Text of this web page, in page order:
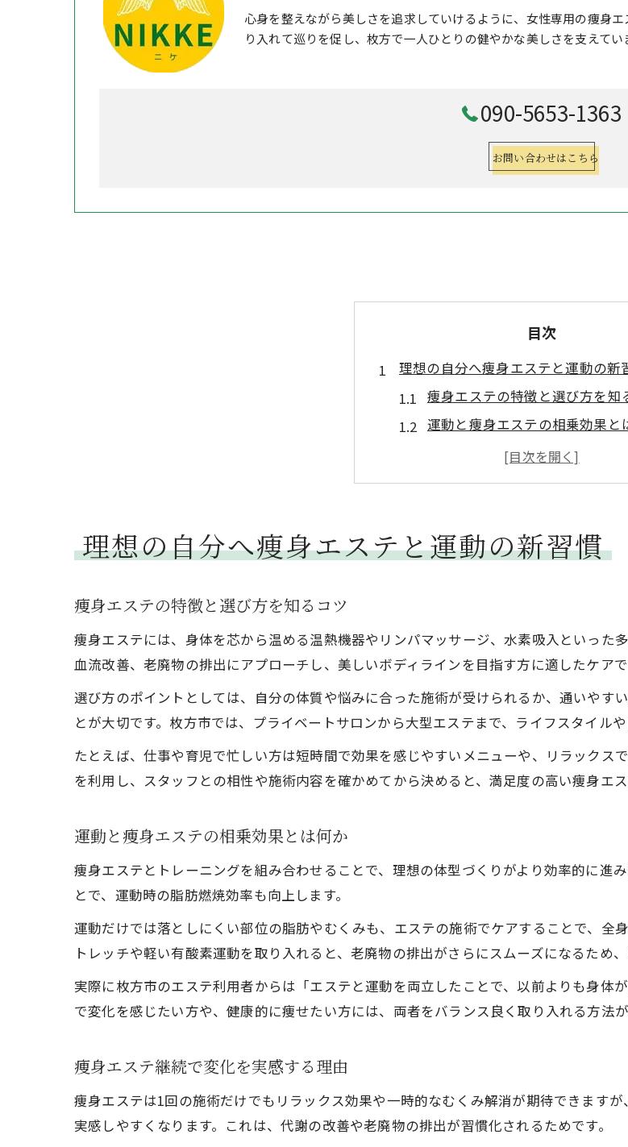
心身を整えながら美しさを追求していけるように、女性専用の痩身
り入れて巡りを促し、枚方で一人ひとりの健やかな美しさを支えてい
090-5653-1363
お問い合わせはこちら
目次
理想の自分へ痩身エステと運動の新
痩身エステの特徴と選び方を知
運動と痩身エステの相乗効果と
痩身エステ継続で変化を実感す
むくみ改善に役立つ痩身エステ
美ボディを目指すなら痩身エステ活
痩身エステ活用で美ボディを叶
エステで得られる即効性と持続
痩身エステ利用時の注意点と成
変化を実感したい方へ痩身エステの
痩身エステで体感できる具体的
施術後のスッキリ感をキープす
痩身エステの人気理由とおすす
トレーニングと合わせて加速する痩
痩身エステと運動のバランスが
脂肪燃焼を促す痩身エステのア
痩身エステの効果を長持ちさせ
エステで叶えるメリハリボディ
痩身エステがもたらすリフレッ
癒やしと美を同時に得るエステ
理想の自分へ痩身エステと運動の新習慣
痩身エステの特徴と選び方を知るコツ
痩身エステには、身体を芯から温める温熱機器やリンパマッサージ、水素吸入といった
血流改善、老廃物の排出にアプローチし、美しいボディラインを目指す方に適したケアで
選び方のポイントとしては、自分の体質や悩みに合った施術が受けられるか、通いやす
とが大切です。枚方市では、プライベートサロンから大型エステまで、ライフスタイル
たとえば、仕事や育児で忙しい方は短時間で効果を感じやすいメニューや、リラックス
を利用し、スタッフとの相性や施術内容を確かめてから決めると、満足度の高い痩身エス
運動と痩身エステの相乗効果とは何か
痩身エステとトレーニングを組み合わせることで、理想の体型づくりがより効率的に進
とで、運動時の脂肪燃焼効率も向上します。
運動だけでは落としにくい部位の脂肪やむくみも、エステの施術でケアすることで、全
トレッチや軽い有酸素運動を取り入れると、老廃物の排出がさらにスムーズになるため
実際に枚方市のエステ利用者からは「エステと運動を両立したことで、以前よりも身体
で変化を感じたい方や、健康的に痩せたい方には、両者をバランス良く取り入れる方法が
痩身エステ継続で変化を実感する理由
痩身エステは1回の施術だけでもリラックス効果や一時的なむくみ解消が期待できます
実感しやすくなります。これは、代謝の改善や老廃物の排出が習慣化されるためです。